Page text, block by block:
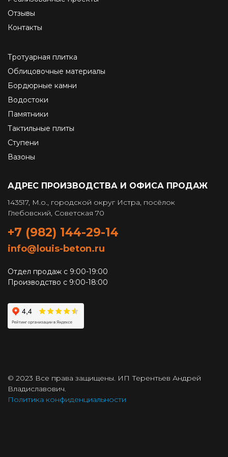
Отзывы
Контакты
Тротуарная плитка
Облицовочные материалы
Бордюрные камни
Водостоки
Памятники
Тактильные плиты
Ступени
Вазоны
АДРЕС ПРОИЗВОДСТВА И ОФИСА ПРОДАЖ
143517, М.о., городской округ Истра, посёлок
Глебовский, Советская 70
+7 (982) 144-29-14
info@louis-beton.ru
Отдел продаж с 9:00-19:00
Производство с 9:00-18:00
© 2023 Все права защищены. ИП Терентьев Андрей
Владиславович.
Политика конфиденциальности